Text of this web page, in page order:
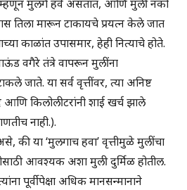
म्हणून मुलगे हवे असतात, आणि मुली नको
तिला मारून टाकायचे प्रयत्न केले जात
काळांत उपासमार, हेही नित्याचे होते.
वगैरे तंत्रे वापरून मुलींना
जाते. या सर्व वृत्तींवर, त्या अनिष्ट
किलोलीटरांनी शाई खर्च झाले
नाही.).
या ‘मुलगाच हवा’ वृत्तीमुळे मुलींचा
आवश्यक अशा मुली दुर्मिळ होतील.
पूर्वीपेक्षा अधिक मानसन्मानाने